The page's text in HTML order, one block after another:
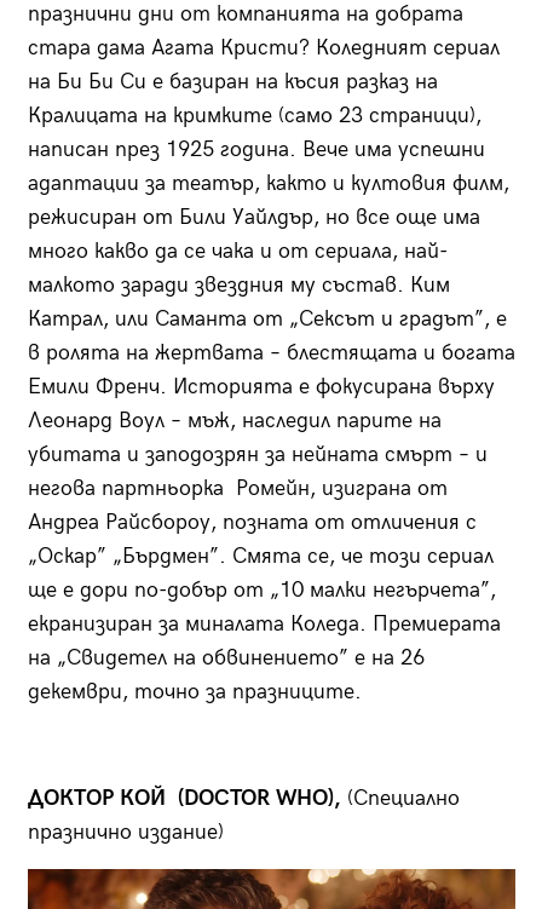
празнични дни от компанията на добрата
стара дама Агата Кристи? Коледният сериал
на Би Би Си е базиран на късия разказ на
Кралицата на кримките (само 23 страници),
написан през 1925 година. Вече има успешни
адаптации за театър, както и култовия филм,
режисиран от Били Уайлдър, но все още има
много какво да се чака и от сериала, най-
малкото заради звездния му състав. Ким
Катрал, или Саманта от „Сексът и градът”, е
в ролята на жертвата – блестящата и богата
Емили Френч. Историята е фокусирана върху
Леонард Воул – мъж, наследил парите на
убитата и заподозрян за нейната смърт – и
негова партньорка Ромейн, изиграна от
Андреа Райсбороу, позната от отличения с
„Оскар” „Бърдмен”. Смята се, че този сериал
ще е дори по-добър от „10 малки негърчета”,
екранизиран за миналата Коледа. Премиерата
на „Свидетел на обвинението” е на 26
декември, точно за празниците.
ДОКТОР КОЙ (DOCTOR WHO), (Специално
празнично издание)